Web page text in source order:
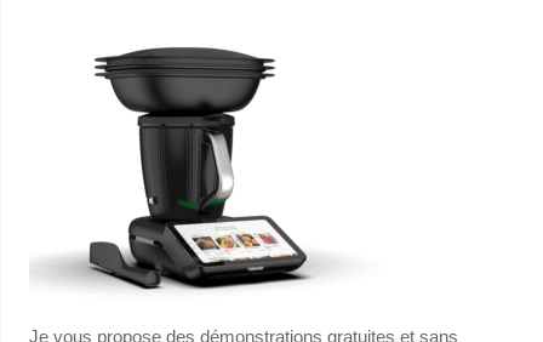
Je vous propose des démonstrations gratuites et sans